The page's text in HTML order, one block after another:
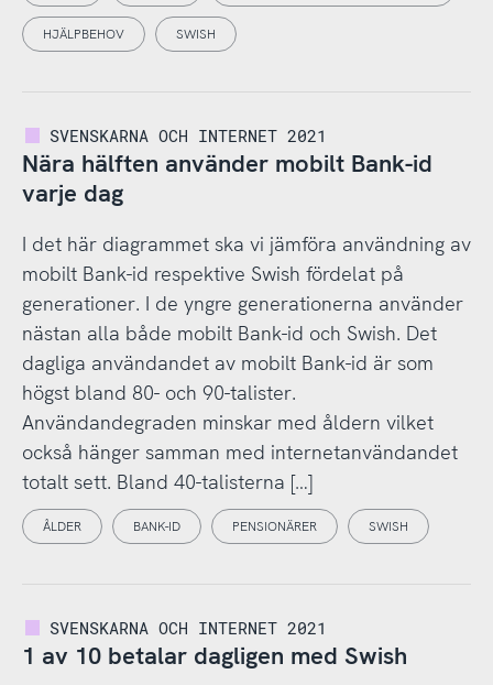
HJÄLPBEHOV SWISH
SVENSKARNA OCH INTERNET 2021
Nära hälften använder mobilt Bank-id
varje dag
I det här diagrammet ska vi jämföra användning av
mobilt Bank-id respektive Swish fördelat på
generationer. I de yngre generationerna använder
nästan alla både mobilt Bank-id och Swish. Det
dagliga användandet av mobilt Bank-id är som
högst bland 80- och 90-talister.
Användandegraden minskar med åldern vilket
också hänger samman med internetanvändandet
totalt sett. Bland 40-talisterna […]
ÅLDER BANK-ID PENSIONÄRER SWISH
SVENSKARNA OCH INTERNET 2021
1 av 10 betalar dagligen med Swish